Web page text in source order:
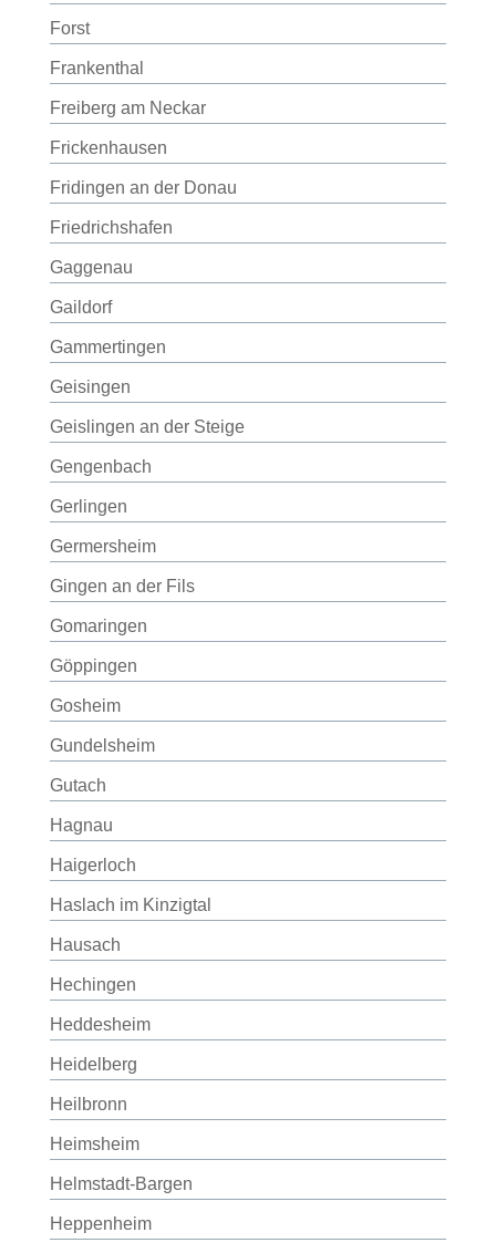
Forst
Frankenthal
Freiberg am Neckar
Frickenhausen
Fridingen an der Donau
Friedrichshafen
Gaggenau
Gaildorf
Gammertingen
Geisingen
Geislingen an der Steige
Gengenbach
Gerlingen
Germersheim
Gingen an der Fils
Gomaringen
Göppingen
Gosheim
Gundelsheim
Gutach
Hagnau
Haigerloch
Haslach im Kinzigtal
Hausach
Hechingen
Heddesheim
Heidelberg
Heilbronn
Heimsheim
Helmstadt-Bargen
Heppenheim